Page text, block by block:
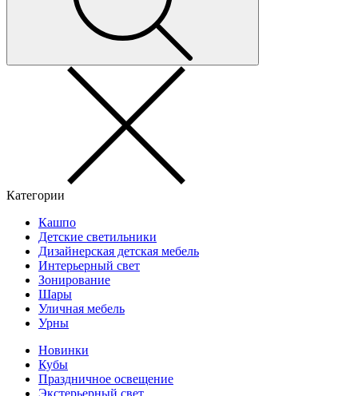
Категории
Кашпо
Детские светильники
Дизайнерская детская мебель
Интерьерный свет
Зонирование
Шары
Уличная мебель
Урны
Новинки
Кубы
Праздничное освещение
Экстерьерный свет